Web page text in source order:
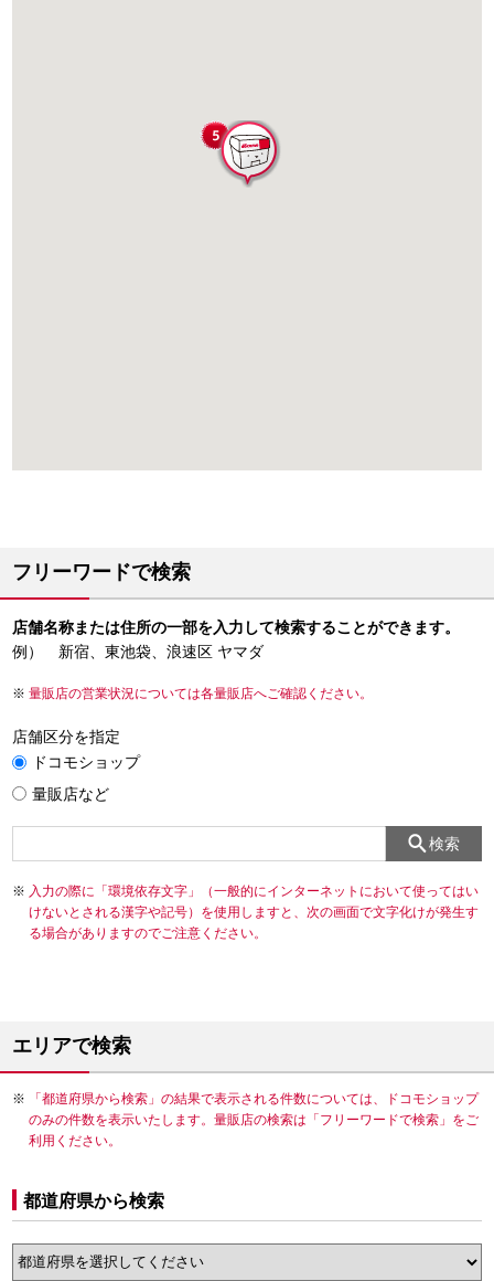
フリーワードで検索
店舗名称または住所の一部を入力して検索することができます。
例） 新宿、東池袋、浪速区 ヤマダ
量販店の営業状況については各量販店へご確認ください。
店舗区分を指定
ドコモショップ
量販店など
検索
入力の際に「環境依存文字」（一般的にインターネットにおいて使ってはい
けないとされる漢字や記号）を使用しますと、次の画面で文字化けが発生す
る場合がありますのでご注意ください。
エリアで検索
「都道府県から検索」の結果で表示される件数については、ドコモショップ
のみの件数を表示いたします。量販店の検索は「フリーワードで検索」をご
利用ください。
都道府県から検索